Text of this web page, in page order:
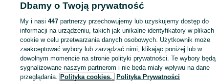
Zaloguj się lub załóż konto na OLX, aby skontaktować się z
sprzedającym
Zaloguj się / Załóż konto
Dbamy o Twoją prywatność
My i nasi447 partnerzy przechowujemy lub uzyskujemy dostęp do
informacji na urządzeniu, takich jak unikalne identyfikatory w plikach
cookie w celu przetwarzania danych osobowych. Użytkownik może
zaakceptować wybory lub zarządzać nimi, klikając poniżej lub w
dowolnym momencie na stronie polityki prywatności. Te wybory będą
sygnalizowane naszym partnerom i nie będą miały wpływu na dane
przeglądania. Polityka cookies, Polityka Prywatności